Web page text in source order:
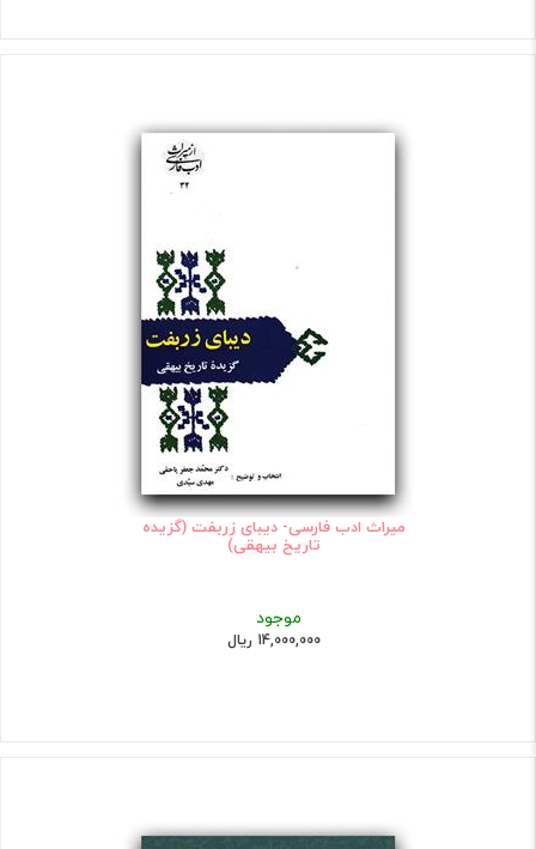
میراث ادب فارسی- دیبای زربفت (گزیده
تاریخ بیهقی)
موجود
14,000,000 ریال